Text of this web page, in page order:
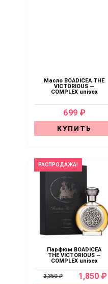
Масло BOADICEA THE
VICTORIOUS —
COMPLEX unisex
699 ₽
КУПИТЬ
РАСПРОДАЖА!
Парфюм BOADICEA
THE VICTORIOUS —
COMPLEX unisex
2,350 ₽ 1,850 ₽